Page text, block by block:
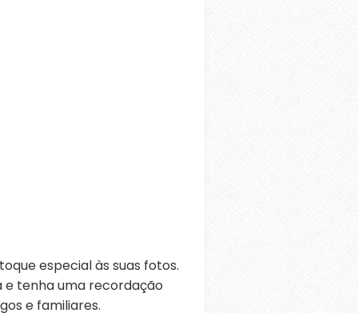
especial às suas fotos.
e tenha uma recordação
e familiares.